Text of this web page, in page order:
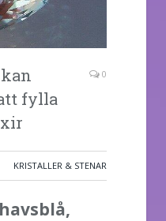
fylla
0
KRISTALLER & STENAR